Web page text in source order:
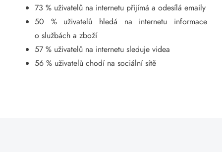
73 % uživatelů na internetu přijímá a odesílá emaily
50 % uživatelů hledá na internetu informace
o službách a zboží
57 % uživatelů na internetu sleduje videa
56 % uživatelů chodí na sociální sítě